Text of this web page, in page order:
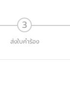
ส่งใบคำร้อง